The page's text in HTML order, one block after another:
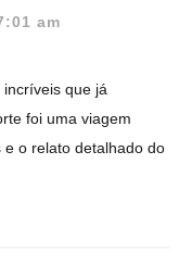
am
que já
foi uma viagem
e o relato detalhado do